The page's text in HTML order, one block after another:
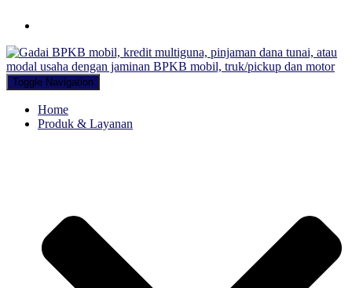
Toggle Navigation
Home
Produk & Layanan